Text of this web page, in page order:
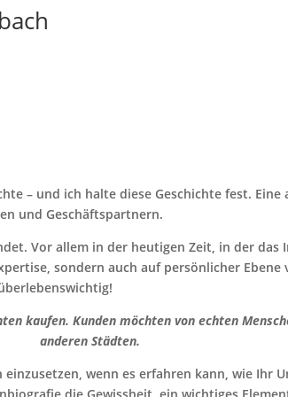
– und ich halte diese Geschichte fest.
und Geschäftspartnern.
Vor allem in der heutigen Zeit, in der das
sondern auch auf persönlicher
kaufen. Kunden möchten von echten
anderen Städten.
wenn es erfahren kann, wie Ihr